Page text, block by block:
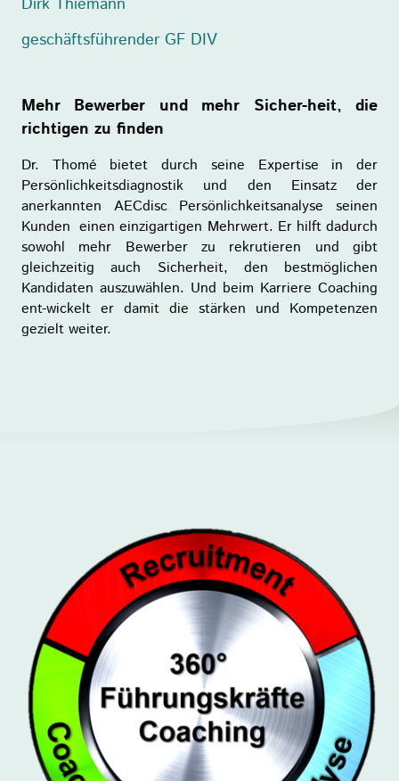
Dirk Thiemann
geschäftsführender GF DIV
Mehr Bewerber und mehr Sicher-heit, die
richtigen zu finden
Dr. Thomé bietet durch seine Expertise in der
Persönlichkeitsdiagnostik und den Einsatz der
anerkannten AECdisc Persönlichkeitsanalyse seinen
Kunden einen einzigartigen Mehrwert. Er hilft dadurch
sowohl mehr Bewerber zu rekrutieren und gibt
gleichzeitig auch Sicherheit, den bestmöglichen
Kandidaten auszuwählen. Und beim Karriere Coaching
ent-wickelt er damit die stärken und Kompetenzen
gezielt weiter.